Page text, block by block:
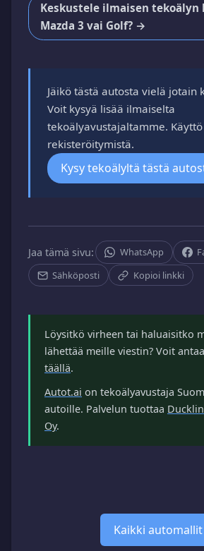
Keskustele ilmaisen tekoälyn
Mazda 3 vai Golf? →
Jäikö tästä autosta vielä jotain
Voit kysyä lisää ilmaiselta
tekoälyavustajaltamme.
rekisteröitymistä.
Kysy tekoälyltä tästä
Jaa tämä sivu: WhatsApp
Sähköposti
Kopioi linkki
Löysitkö virheen tai haluaisitko
lähettää meille viestin? Voit
täällä.
Autot.ai on tekoälyavustaja
autoille. Palvelun tuottaa
Oy.
Kaikki automallit